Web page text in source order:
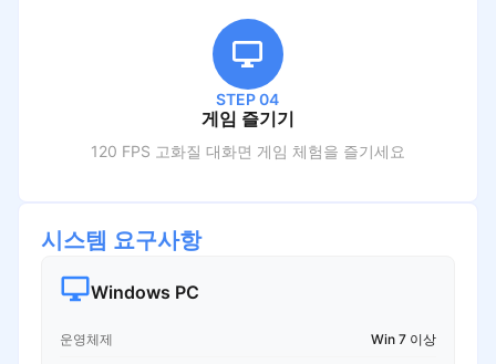
STEP 04
게임 즐기기
120 FPS 고화질 대화면 게임 체험을 즐기세요
시스템 요구사항
Windows PC
운영체제
Win 7 이상